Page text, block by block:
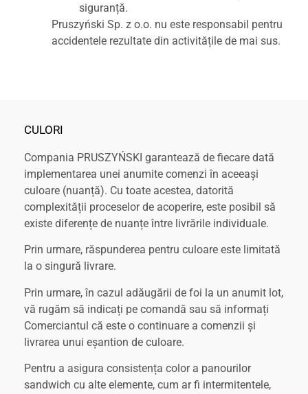
siguranță.
Pruszyński Sp. z o.o. nu este responsabil pentru
accidentele rezultate din activitățile de mai sus.
CULORI
Compania PRUSZYŃSKI garantează de fiecare dată
implementarea unei anumite comenzi în aceeași
culoare (nuanță). Cu toate acestea, datorită
complexității proceselor de acoperire, este posibil să
existe diferențe de nuanțe între livrările individuale.
Prin urmare, răspunderea pentru culoare este limitată
la o singură livrare.
Prin urmare, în cazul adăugării de foi la un anumit lot,
vă rugăm să indicați pe comandă sau să informați
Comerciantul că este o continuare a comenzii și
livrarea unui eșantion de culoare.
Pentru a asigura consistența color a panourilor
sandwich cu alte elemente, cum ar fi intermitentele,